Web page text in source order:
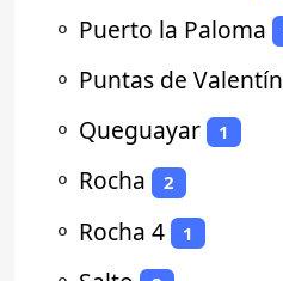
⚬ Puerto la Paloma
⚬ Puntas de Valentín
⚬ Queguayar 1
⚬ Rocha 2
⚬ Rocha 4 1